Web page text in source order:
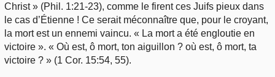
Christ » (Phil. 1:21-23), comme le firent ces Juifs pieux dans
le cas d’Étienne ! Ce serait méconnaître que, pour le croyant,
la mort est un ennemi vaincu. « La mort a été engloutie en
victoire ». « Où est, ô mort, ton aiguillon ? où est, ô mort, ta
victoire ? » (1 Cor. 15:54, 55).